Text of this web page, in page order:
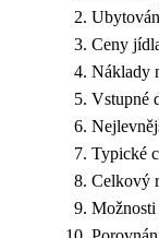
Ceny
Náklady
Vstupné
Typické
Celkový
Možnosti